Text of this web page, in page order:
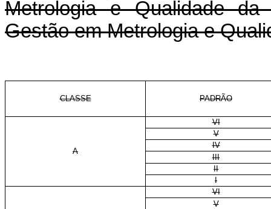
Metrologia e Qualidade
Gestão em Metrologia e
CLASSE PADRÃO
A
VI
V
IV
III
II
I
VI
V